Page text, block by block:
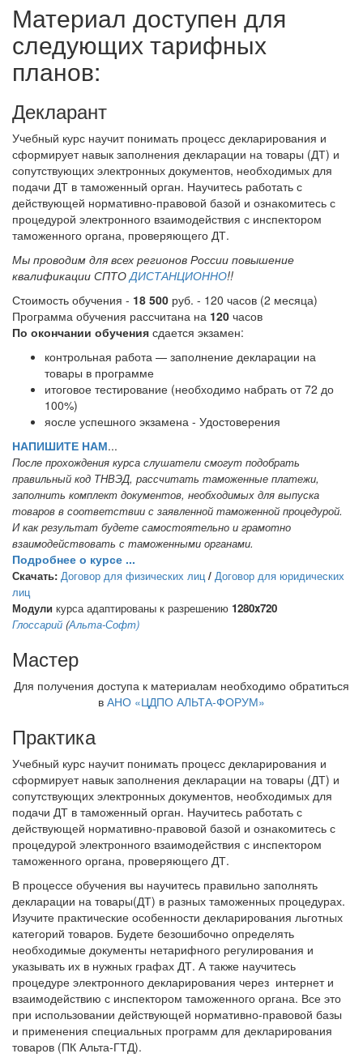
Материал доступен для
следующих тарифных
планов:
Декларант
Учебный курс научит понимать процесс декларирования и
сформирует навык заполнения декларации на товары (ДТ) и
сопутствующих электронных документов, необходимых для
подачи ДТ в таможенный орган. Научитесь работать с
действующей нормативно-правовой базой и ознакомитесь с
процедурой электронного взаимодействия с инспектором
таможенного органа, проверяющего ДТ.
Мы проводим для всех регионов России повышение
квалификации СПТОДИСТАНЦИОННО!!
Стоимость обучения - 18 500 руб. - 120 часов (2 месяца)
Программа обучения рассчитана на 120 часов
По окончании обучения сдается экзамен:
контрольная работа — заполнение декларации на
товары в программе
итоговое тестирование (необходимо набрать от 72 до
100%)
яосле успешного экзамена - Удостоверения
НАПИШИТЕ НАМ...
После прохождения курса слушатели смогут подобрать
правильный код ТНВЭД, рассчитать таможенные платежи,
заполнить комплект документов, необходимых для выпуска
товаров в соответствии с заявленной таможенной процедурой.
И как результат будете самостоятельно и грамотно
взаимодействовать с таможенными органами.
Подробнее о курсе ...
Скачать: Договор для физических лиц / Договор для юридических
лиц
Модули курса адаптированы к разрешению 1280x720
Глоссарий (Альта-Софт)
Мастер
Для получения доступа к материалам необходимо обратиться
в АНО «ЦДПО АЛЬТА-ФОРУМ»
Практика
Учебный курс научит понимать процесс декларирования и
сформирует навык заполнения декларации на товары (ДТ) и
сопутствующих электронных документов, необходимых для
подачи ДТ в таможенный орган. Научитесь работать с
действующей нормативно-правовой базой и ознакомитесь с
процедурой электронного взаимодействия с инспектором
таможенного органа, проверяющего ДТ.
В процессе обучения вы научитесь правильно заполнять
декларации на товары(ДТ) в разных таможенных процедурах.
Изучите практические особенности декларирования льготных
категорий товаров. Будете безошибочно определять
необходимые документы нетарифного регулирования и
указывать их в нужных графах ДТ. А также научитесь
процедуре электронного декларирования через интернет и
взаимодействию с инспектором таможенного органа. Все это
при использовании действующей нормативно-правовой базы
и применения специальных программ для декларирования
товаров (ПК Альта-ГТД).